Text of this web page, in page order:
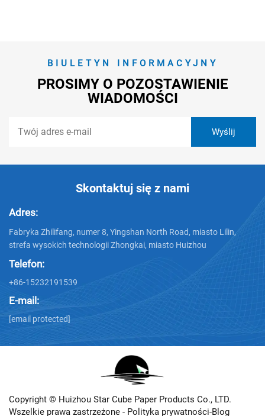
BIULETYN INFORMACYJNY
PROSIMY O POZOSTAWIENIE
WIADOMOŚCI
Skontaktuj się z nami
Adres:
Fabryka Zhilifang, numer 8, Yingshan North Road, miasto Lilin,
strefa wysokich technologii Zhongkai, miasto Huizhou
Telefon:
+86-15232191539
E-mail:
[email protected]
Copyright © Huizhou Star Cube Paper Products Co., LTD.
Wszelkie prawa zastrzeżone - Polityka prywatności-Blog